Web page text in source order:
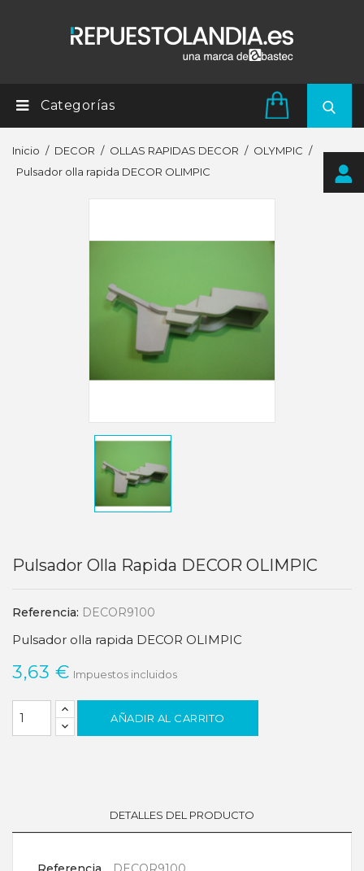
Categorías
Inicio DECOR OLLAS RAPIDAS DECOR
OLYMPIC
Pulsador olla rapida DECOR OLIMPIC
Pulsador Olla Rapida DECOR OLIMPIC
Referencia: DECOR9100
Pulsador olla rapida DECOR OLIMPIC
3,63 € Impuestos incluidos
AÑADIR AL CARRITO
DETALLES DEL PRODUCTO